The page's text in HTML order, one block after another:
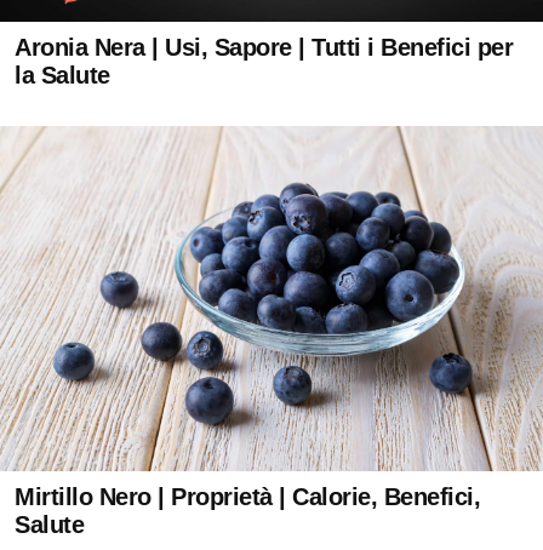
Aronia Nera | Usi, Sapore | Tutti i Benefici per
la Salute
Mirtillo Nero | Proprietà | Calorie, Benefici,
Salute